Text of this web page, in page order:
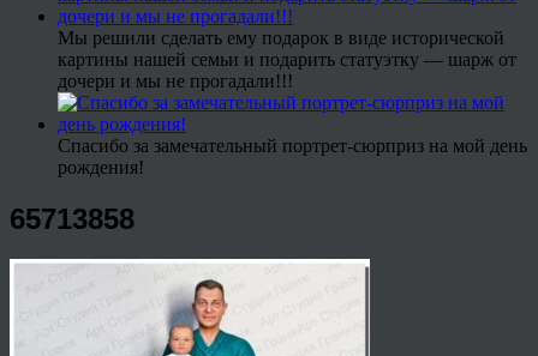
Мы решили сделать ему подарок в виде исторической
картины нашей семьи и подарить статуэтку — шарж от
дочери и мы не прогадали!!!
Спасибо за замечательный портрет-сюрприз на мой день
рождения!
65713858